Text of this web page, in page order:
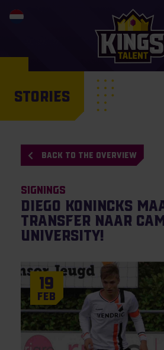
STORIES
BACK TO THE OVERVIEW
Signings
Diego Konincks
transfer naar
University!
19
Feb